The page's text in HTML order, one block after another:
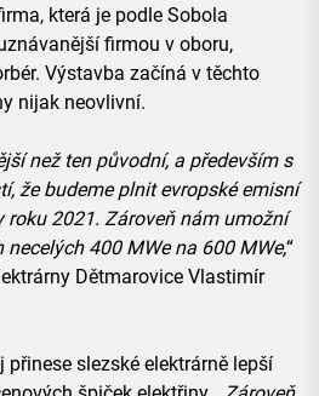
která je podle Sobola
firmou v oboru,
Výstavba začíná v těchto
nijak neovlivní.
než ten původní, a především s
že budeme plnit evropské emisní
2021. Zároveň nám umožní
400 MWe na 600 MWe,“
Dětmarovice Vlastimír
slezské elektrárně lepší